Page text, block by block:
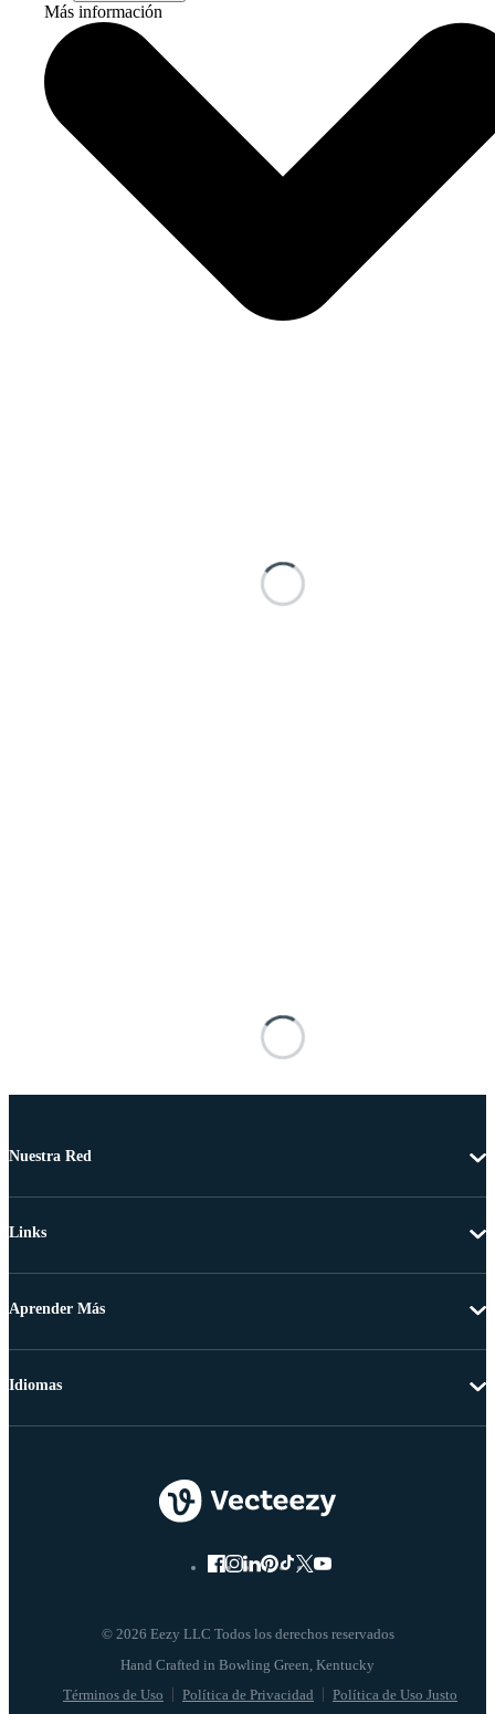
Más información
Nuestra Red
Links
Aprender Más
© 2026 Eezy LLC Todos los derechos reservados
Términos de Uso Política de Privacidad Política de Uso Justo
Idiomas